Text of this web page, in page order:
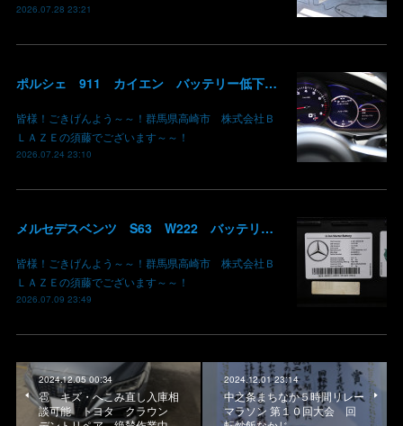
2026.07.28 23:21
ポルシェ 911 カイエン バッテリー低下 車両エレクトリカルシステムエラー リチウムイオンバッテリー復旧 バッテリー上がり 充電できない ポルシェ修理 現車無し修理 群馬県 高崎 株式会社BLAZE
皆様！ごきげんよう～～！群馬県高崎市 株式会社Ｂ
ＬＡＺＥの須藤でございます～～！
2026.07.24 23:10
メルセデスベンツ S63 W222 バッテリー低下 車両エレクトリカルシステムエラー リチウムイオンバッテリー復旧 バッテリー上がり 充電できない ベンツ修理 現車無し修理 群馬県 高崎
皆様！ごきげんよう～～！群馬県高崎市 株式会社Ｂ
ＬＡＺＥの須藤でございます～～！
2026.07.09 23:49
2024.12.05 00:34
雹 キズ・へこみ直し入庫相
談可能 トヨタ クラウン
2024.12.01 23:14
中之条まちなか５時間リレー
マラソン 第１０回大会 回